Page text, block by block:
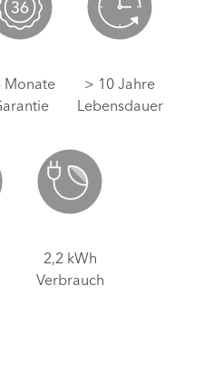
Monate
> 10 Jahre
Lebensdauer
2,2 kWh
Verbrauch